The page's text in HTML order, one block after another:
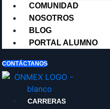
COMUNIDAD
NOSOTROS
BLOG
PORTAL ALUMNO
CONTÁCTANOS
CARRERAS